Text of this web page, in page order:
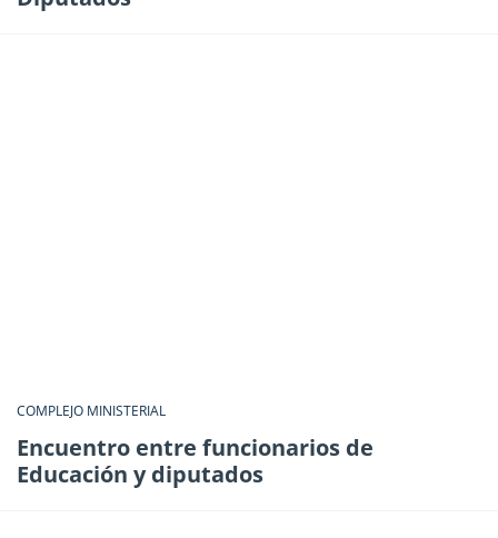
COMPLEJO MINISTERIAL
Encuentro entre funcionarios de
Educación y diputados